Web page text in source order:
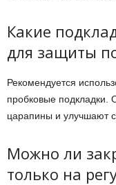
Какие
для защиты
Рекомендуется
пробковые подкладки.
царапины и улучшают
Можно ли
только на